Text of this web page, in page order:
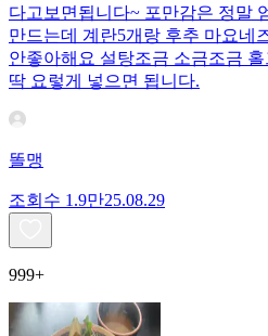
다고보면됩니다~ 포만감은 정말
만드는데 계란5개랑 후추 마요네
안좋아해요 설탕조금 소금조금
딱 요렇게 넣으면 됩니다.
똘맹
조회수 1.9만25.08.29
999+